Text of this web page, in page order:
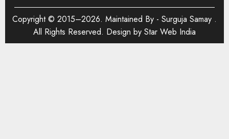
Copyright © 2015–2026. Maintained By - Surguja Samay .
All Rights Reserved. Design by Star Web India